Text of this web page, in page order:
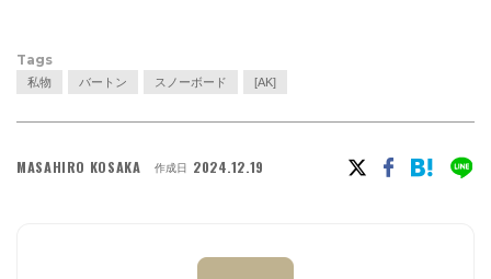
Tags
私物 バートン スノーボード [AK]
MASAHIRO KOSAKA 作成日 2024.12.19